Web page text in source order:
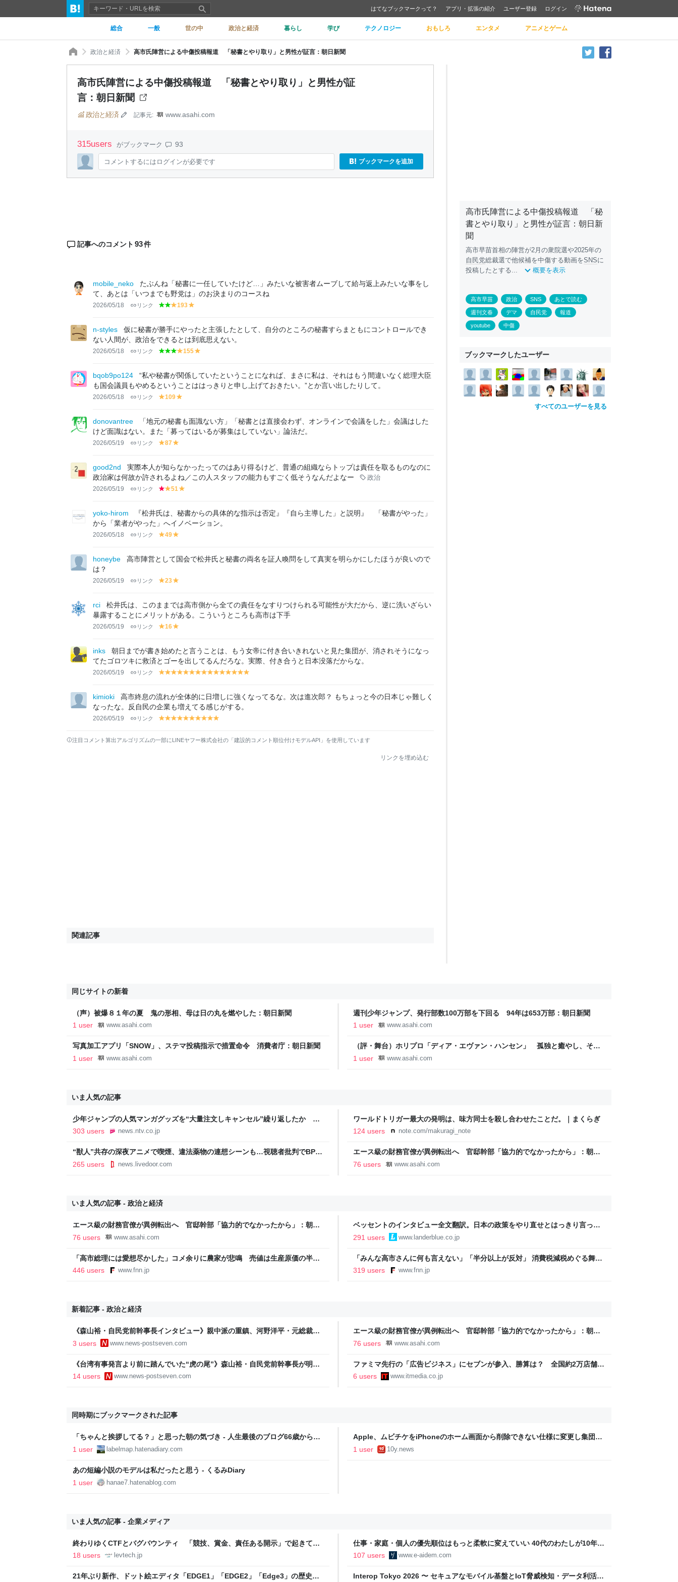
はてなブックマークって？ アプリ・拡張の紹介 ユーザー登録 ログイン
総合 一般 世の中 政治と経済 暮らし 学び テクノロジー おもしろ エンタメ アニメとゲーム
政治と経済 高市氏陣営による中傷投稿報道 「秘書とやり取り」と男性が証言：朝日新聞
高市氏陣営による中傷投稿報道 「秘書とやり取り」と男性が証
言：朝日新聞
政治と経済 記事元: www.asahi.com
315users がブックマーク 93
コメントするにはログインが必要です ブックマークを追加
記事へのコメント 93件
mobile_neko
たぶんね「秘書に一任していたけど…」みたいな被害者ムーブして給与返上みたいな事をし
て、あとは「いつまでも野党は」のお決まりのコースね
2026/05/18 リンク
g
e
e
n
g
e
e
n
y
lo
w
193
w
n-styles
仮に秘書が勝手にやったと主張したとして、自分のところの秘書すらまともにコントロールでき
ない人間が、政治をできるとは到底思えない。
2026/05/18 リンク
g
e
e
n
g
e
e
n
g
e
e
n
y
lo
w
155
lo
w
bqob9po124
“私や秘書が関係していたということになれば、まさに私は、それはもう間違いなく総理大臣
も国会議員もやめるということははっきりと申し上げておきたい。”とか言い出したりして。
2026/05/18 リンク
y
lo
w
109
lo
w
donovantree
「地元の秘書も面識ない方」「秘書とは直接会わず、オンラインで会議をした」会議はした
けど面識はない。また「募ってはいるが募集はしていない」論法だ。
2026/05/19 リンク
y
lo
w
87
lo
w
good2nd
実際本人が知らなかったってのはあり得るけど、普通の組織ならトップは責任を取るものなのに
政治家は何故か許されるよね／この人スタッフの能力もすごく低そうなんだよなー
政治
2026/05/19 リンク
r
d
y
lo
w
51
lo
w
yoko-hirom
『松井氏は、秘書からの具体的な指示は否定』『自ら主導した」と説明』 「秘書がやった」
から「業者がやった」へイノベーション。
2026/05/18 リンク
y
lo
49
lo
honeybe
高市陣営として国会で松井氏と秘書の両名を証人喚問をして真実を明らかにしたほうが良いので
は？
2026/05/19 リンク
y
lo
w
23
lo
w
rci
松井氏は、このままでは高市側から全ての責任をなすりつけられる可能性が大だから、逆に洗いざらい
暴露することにメリットがある。こういうところも高市は下手
2026/05/19 リンク
y
lo
w
16
lo
inks
朝日までが書き始めたと言うことは、もう女帝に付き合いきれないと見た集団が、消されそうになっ
てたゴロツキに救済とゴーを出してるんだろな。実際、付き合うと日本没落だからな。
2026/05/19 リンク
y
lo
w
y
lo
w
y
lo
w
y
lo
w
y
lo
w
y
lo
w
y
lo
w
y
lo
w
y
lo
w
y
lo
w
y
lo
w
y
lo
w
y
lo
w
y
lo
w
lo
kimioki
高市終息の流れが全体的に日増しに強くなってるな。次は進次郎？ もちょっと今の日本じゃ難しく
なったな。反自民の企業も増えてる感じがする。
2026/05/19 リンク
y
lo
y
lo
y
lo
y
lo
y
lo
y
lo
y
lo
y
lo
y
lolo
注目コメント算出アルゴリズムの一部にLINEヤフー株式会社の「建設的コメント順位付けモデルAPI」を使用しています
リンクを埋め込む
関連記事
高市氏陣営による中傷投稿報道 「秘
書とやり取り」と男性が証言：朝日新
聞
高市早苗首相の陣営が2月の衆院選や2025年の
自民党総裁選で他候補を中傷する動画をSNSに
投稿したとする...
概要を表示
高市早苗 政治 SNS あとで読む
週刊文春 デマ 自民党 報道
youtube 中傷
ブックマークしたユーザー
すべてのユーザーを見る
同じサイトの新着
（声）被爆８１年の夏 鬼の形相、母は日の丸を燃やした：朝日新聞
1 user
www.asahi.com
週刊少年ジャンプ、発行部数100万部を下回る 94年は653万部：朝日新聞
1 user
www.asahi.com
写真加工アプリ「SNOW」、ステマ投稿指示で措置命令 消費者庁：朝日新聞
1 user
www.asahi.com
（評・舞台）ホリプロ「ディア・エヴァン・ハンセン」 孤独と癒やし、それ
ぞれの持ち味で：朝日新聞
1 user www.asahi.com
いま人気の記事
少年ジャンプの人気マンガグッズを“大量注文しキャンセル”繰り返したか 女
逮捕 総額43億円以上（2026年8月6日掲載）｜日テレNEWS NNN
303 users news.ntv.co.jp
ワールドトリガー最大の発明は、味方同士を殺し合わせたことだ。｜まくらぎ
124 users
note.com/makuragi_note
“獣人”共存の深夜アニメで喫煙、違法薬物の連想シーンも…視聴者批判でBPO
議論「紛らわしいことは放送しないほうが」 - ライブドアニュース
265 users news.livedoor.com
エース級の財務官僚が異例転出へ 官邸幹部「協力的でなかったから」：朝日
新聞
76 users www.asahi.com
いま人気の記事 - 政治と経済
エース級の財務官僚が異例転出へ 官邸幹部「協力的でなかったから」：朝日
新聞
76 users www.asahi.com
ベッセントのインタビュー全文翻訳。日本の政策をやり直せとはっきり言って
いる
291 users www.landerblue.co.jp
「高市総理には愛想尽かした」コメ余りに農家が悲鳴 売値は生産原価の半分
以下に…肥料代や燃料代は高騰「今年でやめる」農家も｜FNNプライムオンラ
446 users www.fnn.jp
「みんな高市さんに何も言えない」「半分以上が反対」 消費税減税めぐる舞台
裏 自民党内でくすぶる慎重論と本音【スポットライト】｜FNNプライムオン
319 users www.fnn.jp
新着記事 - 政治と経済
《森山裕・自民党前幹事長インタビュー》親中派の重鎮、河野洋平・元総裁と
亡くなる直前に話し合った「中国問題」 関係打開の期待もあった6月の訪中
3 users www.news-postseven.com
エース級の財務官僚が異例転出へ 官邸幹部「協力的でなかったから」：朝日
新聞
76 users www.asahi.com
《台湾有事発言より前に踏んでいた“虎の尾”》森山裕・自民党前幹事長が明か
した対中外交の大失態「高市総理の“個人的なSNS投稿”が習近平主席を怒らせ
14 users www.news-postseven.com
ファミマ先行の「広告ビジネス」にセブンが参入、勝算は？ 全国約2万店舗と
約1億人の顧客データを武器に
6 users www.itmedia.co.jp
同時期にブックマークされた記事
「ちゃんと挨拶してる？」と思った朝の気づき - 人生最後のブログ66歳から88
歳までの予定
1 user labelmap.hatenadiary.com
Apple、ムビチケをiPhoneのホーム画面から削除できない仕様に変更し集団訴
訟
1 user 10y.news
あの短編小説のモデルは私だったと思う - くるみDiary
1 user
hanae7.hatenablog.com
いま人気の記事 - 企業メディア
終わりゆくCTFとバグバウンティ 「競技、賞金、責任ある開示」で起きてい
ること【フォーカス】 - レバテックLAB
18 users levtech.jp
仕事・家庭・個人の優先順位はもっと柔軟に変えていい 40代のわたしが10年後
の自分に伝えたいこと - りっすん by イーアイデム
107 users www.e-aidem.com
21年ぶり新作、ドット絵エディタ「EDGE1」「EDGE2」「Edge3」の歴史に
Interop Tokyo 2026 〜 セキュアなモバイル基盤とIoT脅威検知・データ利活用